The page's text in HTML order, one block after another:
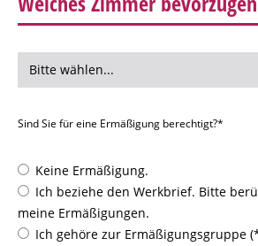
Sind Sie für eine Ermäßigung berechtigt?*
Keine Ermäßigung.
meine Ermäßigungen.